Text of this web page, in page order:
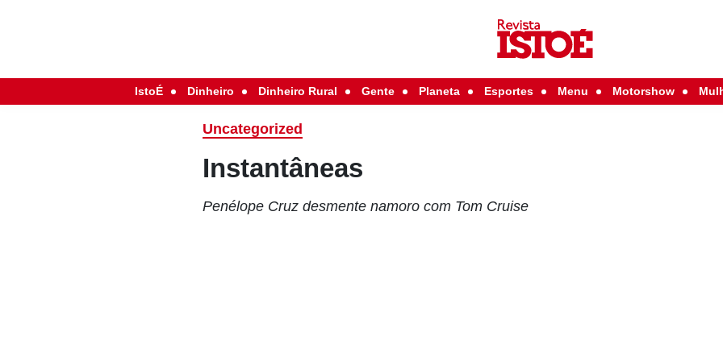
IstoÉ Dinheiro Dinheiro Rural Gente Planeta Esportes Menu Motorshow
Uncategorized
Instantâneas
Penélope Cruz desmente namoro com Tom Cruise